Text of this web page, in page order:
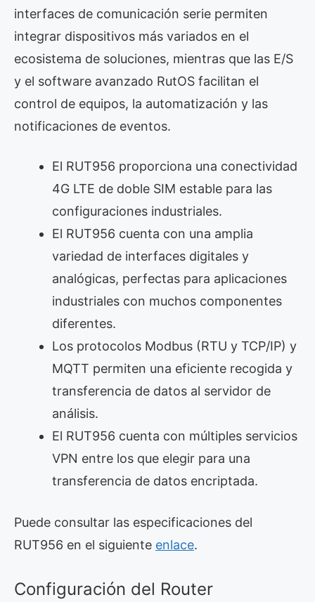
interfaces de comunicación serie permiten
integrar dispositivos más variados en el
ecosistema de soluciones, mientras que las E/S
y el software avanzado RutOS facilitan el
control de equipos, la automatización y las
notificaciones de eventos.
El RUT956 proporciona una conectividad
4G LTE de doble SIM estable para las
configuraciones industriales.
El RUT956 cuenta con una amplia
variedad de interfaces digitales y
analógicas, perfectas para aplicaciones
industriales con muchos componentes
diferentes.
Los protocolos Modbus (RTU y TCP/IP) y
MQTT permiten una eficiente recogida y
transferencia de datos al servidor de
análisis.
El RUT956 cuenta con múltiples servicios
VPN entre los que elegir para una
transferencia de datos encriptada.
Puede consultar las especificaciones del
RUT956 en el siguiente enlace.
Configuración del Router